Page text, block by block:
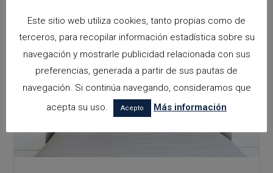
Este sitio web utiliza cookies, tanto propias como de
terceros, para recopilar información estadística sobre su
navegación y mostrarle publicidad relacionada con sus
preferencias, generada a partir de sus pautas de
navegación. Si continúa navegando, consideramos que
acepta su uso.
Acepto Más información